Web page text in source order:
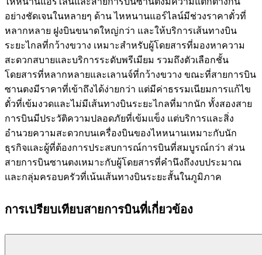
อย่างชัดเจนในหลายๆ ด้าน ไหหนานแอร์ไลน์มีช่วงราคาตั๋วที่
หลากหลาย ฝูงบินขนาดใหญ่กว่า และให้บริการเส้นทางบิน
ระยะไกลที่กว้างขวาง เหมาะสำหรับผู้โดยสารที่มองหาความ
สะดวกสบายและบริการระดับพรีเมียม รวมถึงตัวเลือกชั้น
โดยสารที่หลากหลายและเลานจ์ที่กว้างขวาง ขณะที่สายการบิน
ซานตงมีราคาที่เข้าถึงได้ง่ายกว่า แต่มีค่าธรรมเนียมการแก้ไข
ตั๋วที่เข้มงวดและไม่มีเส้นทางบินระยะไกลที่มากนัก ทั้งสองสาย
การบินมีประวัติความปลอดภัยที่เข้มแข็ง แต่บริการและสิ่ง
อำนวยความสะดวกบนเครื่องบินของไหหนานเหมาะกับนัก
ธุรกิจและผู้ที่ต้องการประสบการณ์การบินที่สมบูรณ์กว่า ส่วน
สายการบินซานตงเหมาะกับผู้โดยสารที่คำนึงถึงงบประมาณ
และกลุ่มครอบครัวที่เน้นเส้นทางบินระยะสั้นในภูมิภาค
การเปรียบเทียบสายการบินที่เกี่ยวข้อง